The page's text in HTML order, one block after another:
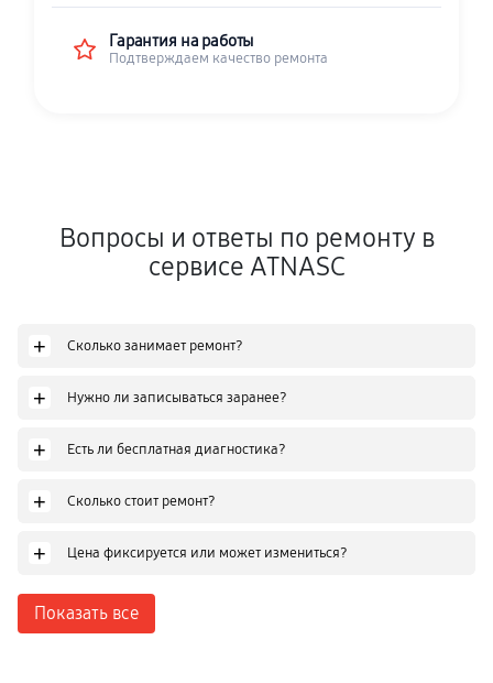
Гарантия на работы
Подтверждаем качество ремонта
Вопросы и ответы по ремонту в
сервисе ATNASC
+ Сколько занимает ремонт?
+ Нужно ли записываться заранее?
+ Есть ли бесплатная диагностика?
+ Сколько стоит ремонт?
+ Цена фиксируется или может измениться?
Показать все